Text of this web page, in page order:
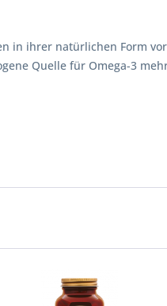
in ihrer natürlichen Form
Quelle für Omega-3